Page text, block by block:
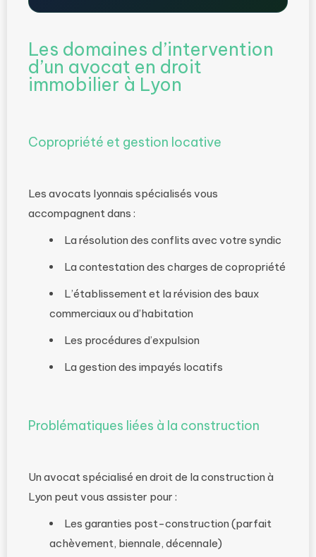
Les domaines d’intervention
d’un avocat en droit
immobilier à Lyon
Copropriété et gestion locative
Les avocats lyonnais spécialisés vous
accompagnent dans :
La résolution des conflits avec votre syndic
La contestation des charges de copropriété
L’établissement et la révision des baux
commerciaux ou d’habitation
Les procédures d’expulsion
La gestion des impayés locatifs
Problématiques liées à la construction
Un avocat spécialisé en droit de la construction à
Lyon peut vous assister pour :
Les garanties post-construction (parfait
achèvement, biennale, décennale)